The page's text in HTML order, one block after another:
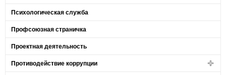
Психологическая служба
Профсоюзная страничка
Проектная деятельность
Противодействие коррупции